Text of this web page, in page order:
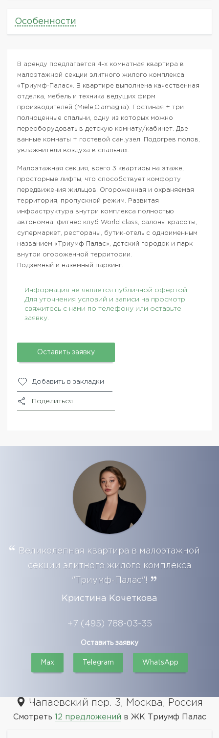
Особенности
В аренду предлагается 4-х комнатная квартира в
малоэтажной секции элитного жилого комплекса
«Триумф-Палас». В квартире выполнена качественная
отделка, мебель и техника ведущих фирм
производителей (Miele,Ciamaglia). Гостиная + три
полноценные спальни, одну из которых можно
переоборудовать в детскую комнату/кабинет. Две
ванные комнаты + гостевой сан.узел. Подогрев полов,
увлажнители воздуха в спальнях.
Малоэтажная секция, всего 3 квартиры на этаже,
просторные лифты, что способствует комфорту
передвижения жильцов. Огороженная и охраняемая
территория, пропускной режим. Развитая
инфраструктура внутри комплекса полностью
автономна: фитнес клуб World class, салоны красоты,
супермаркет, рестораны, бутик-отель с одноименным
названием «Триумф Палас», детский городок и парк
внутри огороженной территории.
Подземный и наземный паркинг.
Информация не является публичной офертой.
Для уточнения условий и записи на просмотр
свяжитесь с нами по телефону или оставьте
заявку.
Оставить заявку
Добавить в закладки
Поделиться
Великолепная квартира в малоэтажной
секции элитного жилого комплекса
"Триумф-Палас"!
Кристина Кочеткова
+7 (495) 788-03-35
Оставить заявку
Max Telegram WhatsApp
Чапаевский пер. 3, Москва, Россия
Смотреть 12 предложений в ЖК Триумф Палас